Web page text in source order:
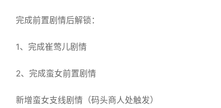
完成前置剧情后解锁：
1、完成崔莺儿剧情
2、完成蛮女前置剧情
新增蛮女支线剧情（码头商人处触发）